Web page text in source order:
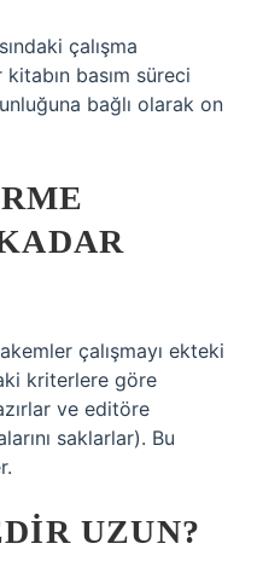
çalışma
basım süreci
bağlı olarak on
çalışmayı ekteki
kriterlere göre
ve editöre
saklarlar). Bu
UZUN?